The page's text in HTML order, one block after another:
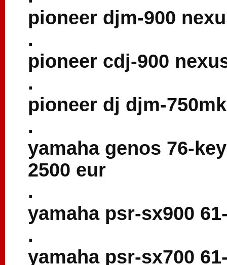
pioneer djm-900
.
pioneer cdj-900
.
pioneer dj djm-
.
yamaha genos 76-
2500 eur
.
yamaha psr-sx900
.
yamaha psr-sx700